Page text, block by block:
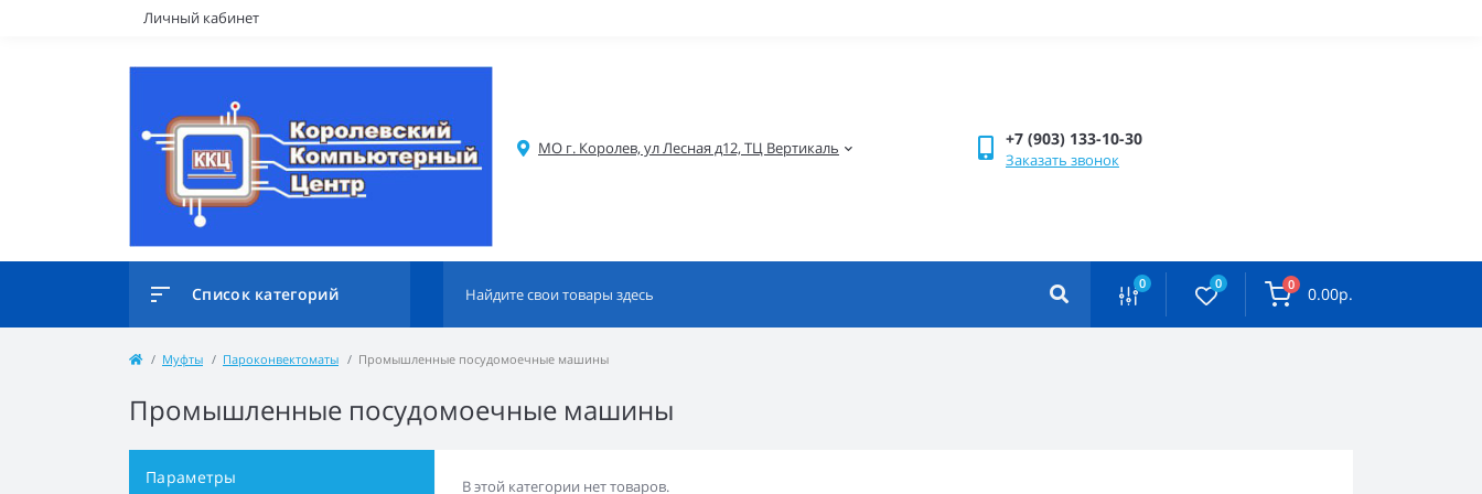
Личный кабинет
МО г. Королев, ул Лесная д12, ТЦ Вертикаль +7 (903) 133-10-30
Заказать звонок
Список категорий 0 0 0 0.00р.
Муфты Пароконвектоматы Промышленные посудомоечные машины
Промышленные посудомоечные машины
Параметры В этой категории нет товаров.